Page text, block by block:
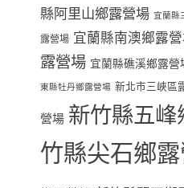
縣阿里山鄉露營場 宜蘭縣
露營場 宜蘭縣南澳鄉露
露營場 宜蘭縣礁溪鄉露營
東縣牡丹鄉露營場 新北市三峽區
營場 新竹縣五峰
竹縣尖石鄉